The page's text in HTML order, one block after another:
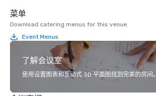
菜单
Download catering menus for this venue.
Event Menus
了解会议室
使用设置图表和互动式 3D 平面图找到完美的房间。